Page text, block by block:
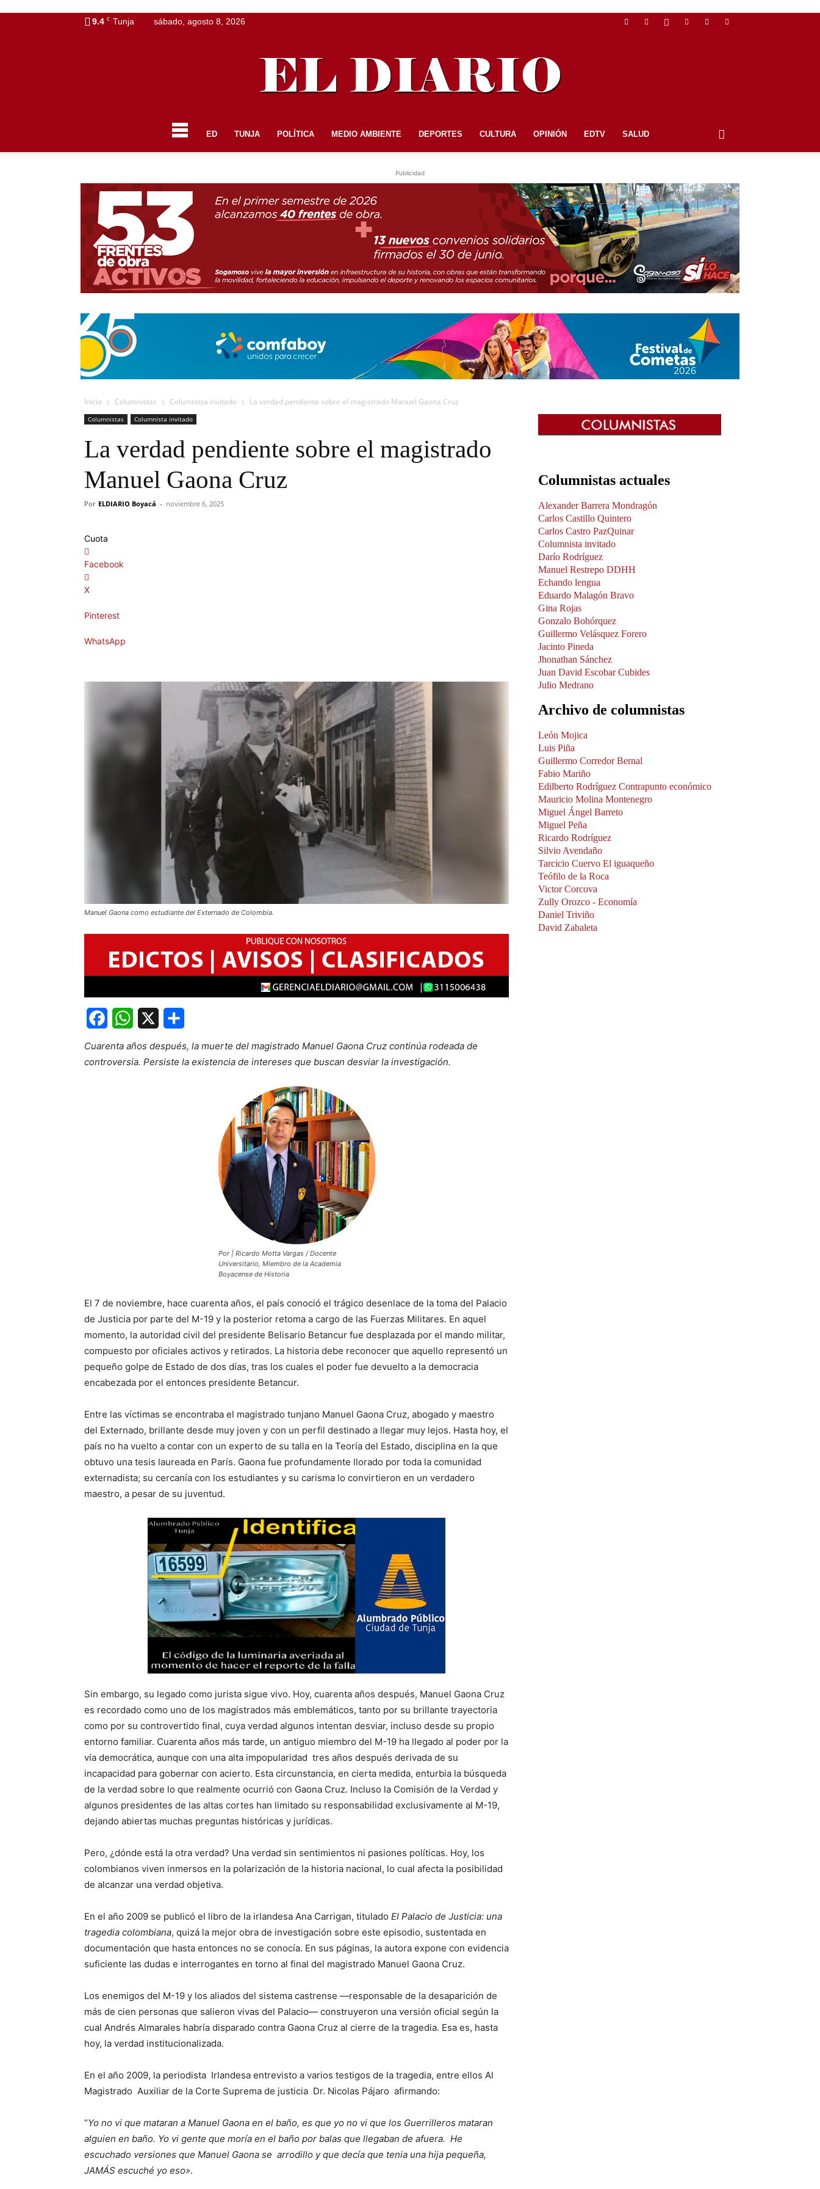
9.4 C Tunja sábado, agosto 8, 2026
DIARIO
ED TUNJA POLÍTICA MEDIO AMBIENTE DEPORTES CULTURA OPINIÓN EDTV SALUD
Publicidad
Inicio Columnistas Columnista invitado La verdad pendiente sobre el magistrado Manuel Gaona Cruz
Columnistas Columnista invitado
La verdad pendiente sobre el magistrado
Manuel Gaona Cruz
Por ELDIARIO Boyacá - noviembre 6, 2025
Cuota
Facebook
X
Pinterest
WhatsApp
Manuel Gaona como estudiante del Externado de Colombia.
WhatsApp Share
Cuarenta años después, la muerte del magistrado Manuel Gaona Cruz continúa rodeada de
controversia. Persiste la existencia de intereses que buscan desviar la investigación.
Por | Ricardo Motta Vargas / Docente
Universitario, Miembro de la Academia
Boyacense de Historia
El 7 de noviembre, hace cuarenta años, el país conoció el trágico desenlace de la toma del Palacio
de Justicia por parte del M-19 y la posterior retoma a cargo de las Fuerzas Militares. En aquel
momento, la autoridad civil del presidente Belisario Betancur fue desplazada por el mando militar,
compuesto por oficiales activos y retirados. La historia debe reconocer que aquello representó un
pequeño golpe de Estado de dos días, tras los cuales el poder fue devuelto a la democracia
encabezada por el entonces presidente Betancur.
Entre las víctimas se encontraba el magistrado tunjano Manuel Gaona Cruz, abogado y maestro
del Externado, brillante desde muy joven y con un perfil destinado a llegar muy lejos. Hasta hoy, el
país no ha vuelto a contar con un experto de su talla en la Teoría del Estado, disciplina en la que
obtuvo una tesis laureada en París. Gaona fue profundamente llorado por toda la comunidad
externadista; su cercanía con los estudiantes y su carisma lo convirtieron en un verdadero
maestro, a pesar de su juventud.
Sin embargo, su legado como jurista sigue vivo. Hoy, cuarenta años después, Manuel Gaona Cruz
es recordado como uno de los magistrados más emblemáticos, tanto por su brillante trayectoria
como por su controvertido final, cuya verdad algunos intentan desviar, incluso desde su propio
entorno familiar. Cuarenta años más tarde, un antiguo miembro del M-19 ha llegado al poder por la
vía democrática, aunque con una alta impopularidad tres años después derivada de su
incapacidad para gobernar con acierto. Esta circunstancia, en cierta medida, enturbia la búsqueda
de la verdad sobre lo que realmente ocurrió con Gaona Cruz. Incluso la Comisión de la Verdad y
algunos presidentes de las altas cortes han limitado su responsabilidad exclusivamente al M-19,
dejando abiertas muchas preguntas históricas y jurídicas.
Pero, ¿dónde está la otra verdad? Una verdad sin sentimientos ni pasiones políticas. Hoy, los
colombianos viven inmersos en la polarización de la historia nacional, lo cual afecta la posibilidad
de alcanzar una verdad objetiva.
En el año 2009 se publicó el libro de la irlandesa Ana Carrigan, titulado El Palacio de Justicia: una
tragedia colombiana, quizá la mejor obra de investigación sobre este episodio, sustentada en
documentación que hasta entonces no se conocía. En sus páginas, la autora expone con evidencia
suficiente las dudas e interrogantes en torno al final del magistrado Manuel Gaona Cruz.
Los enemigos del M-19 y los aliados del sistema castrense —responsable de la desaparición de
más de cien personas que salieron vivas del Palacio— construyeron una versión oficial según la
cual Andrés Almarales habría disparado contra Gaona Cruz al cierre de la tragedia. Esa es, hasta
hoy, la verdad institucionalizada.
En el año 2009, la periodista Irlandesa entrevisto a varios testigos de la tragedia, entre ellos Al
Magistrado Auxiliar de la Corte Suprema de justicia Dr. Nicolas Pájaro afirmando:
“Yo no vi que mataran a Manuel Gaona en el baño, es que yo no vi que los Guerrilleros mataran
alguien en baño. Yo vi gente que moría en el baño por balas que llegaban de afuera. He
escuchado versiones que Manuel Gaona se arrodillo y que decía que tenia una hija pequeña,
JAMÁS escuché yo eso».
Columnistas actuales
Alexander Barrera Mondragón
Carlos Castillo Quintero
Carlos Castro PazQuinar
Columnista invitado
Darío Rodríguez
Manuel Restrepo DDHH
Echando lengua
Eduardo Malagón Bravo
Gina Rojas
Gonzalo Bohórquez
Guillermo Velásquez Forero
Jacinto Pineda
Jhonathan Sánchez
Juan David Escobar Cubides
Julio Medrano
Archivo de columnistas
León Mojica
Luis Piña
Guillermo Corredor Bernal
Fabio Mariño
Edilberto Rodríguez Contrapunto económico
Mauricio Molina Montenegro
Miguel Ángel Barreto
Miguel Peña
Ricardo Rodríguez
Silvio Avendaño
Tarcicio Cuervo El iguaqueño
Teófilo de la Roca
Victor Corcova
Zully Orozco - Economía
Daniel Triviño
David Zabaleta